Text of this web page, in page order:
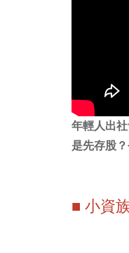
年輕人出
是先存股
■ 小資